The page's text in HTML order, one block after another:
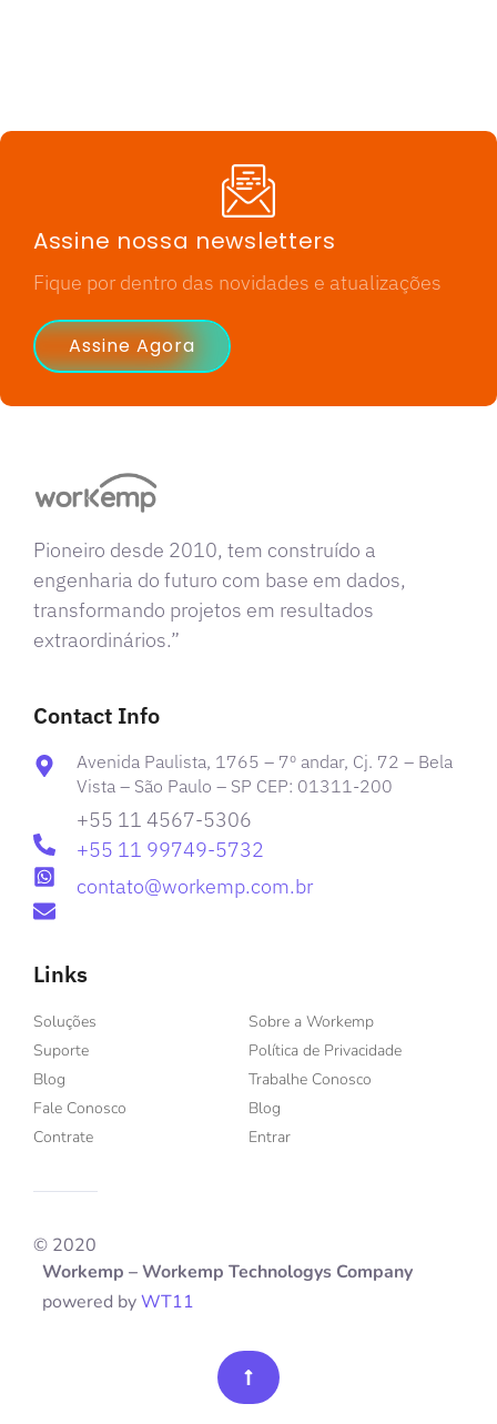
Assine nossa newsletters
Fique por dentro das novidades e atualizações
Assine Agora
Pioneiro desde 2010, tem construído a
engenharia do futuro com base em dados,
transformando projetos em resultados
extraordinários.”
Contact Info
Avenida Paulista, 1765 – 7º andar, Cj. 72 – Bela
Vista – São Paulo – SP CEP: 01311-200
+55 11 4567-5306
+55 11 99749-5732
contato@workemp.com.br
Links
Soluções
Suporte
Blog
Fale Conosco
Contrate
Sobre a Workemp
Política de Privacidade
Trabalhe Conosco
Blog
Entrar
© 2020
Workemp – Workemp Technologys Company
powered byWT11